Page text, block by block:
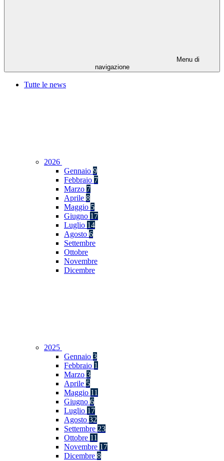
Menu di
navigazione
Tutte le news
2026
Gennaio 9
Febbraio 7
Marzo 7
Aprile 8
Maggio 5
Giugno 17
Luglio 14
Agosto 6
Settembre
Ottobre
Novembre
Dicembre
2025
Gennaio 3
Febbraio 1
Marzo 3
Aprile 5
Maggio 11
Giugno 6
Luglio 17
Agosto 32
Settembre 23
Ottobre 11
Novembre 17
Dicembre 8